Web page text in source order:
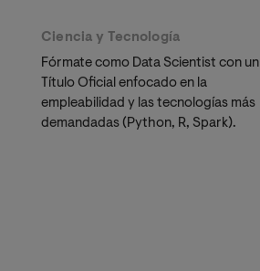
Ciencia y Tecnología
Fórmate como Data Scientist con un
Título Oficial enfocado en la
empleabilidad y las tecnologías más
demandadas (Python, R, Spark).